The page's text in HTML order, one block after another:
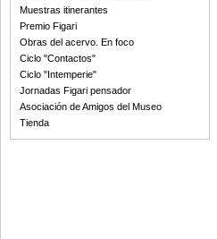
Muestras itinerantes
Premio Figari
Obras del acervo. En foco
Ciclo "Contactos"
Ciclo "Intemperie"
Jornadas Figari pensador
Asociación de Amigos del Museo
Tienda